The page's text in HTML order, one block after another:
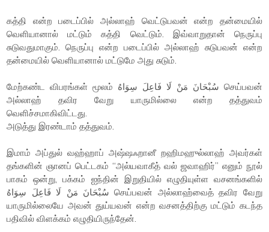
கத்தி என்ற படைப்பில் அல்லாஹ் வெட்டுபவன் என்ற தன்மையில்
வெளியானால் மட்டும் கத்தி வெட்டும். இவ்வாறுதான் நெருப்பு
சுடுவதுமாகும். நெருப்பு என்ற படைப்பில் அல்லாஹ் சுடுபவன் என்ற
தன்மையில் வெளியானால் மட்டுமே அது சுடும்.
மேற்கண்ட விபரங்கள் மூலம் سُبْحَانَ مَنْ لَا فَاعِلَ سِوَاهُ செய்பவன்
அல்லாஹ் தவிர வேறு யாருமில்லை என்ற தத்துவம்
வெளிச்சமாகிவிட்டது.
அடுத்து இரண்டாம் தத்துவம்.
இமாம் அப்துல் வஹ்ஹாப் அஷ்ஷஃறானீ றஹிமஹுல்லாஹ் அவர்கள்
தங்களின் ஞானப் பெட்டகம் “அல்யவாகீத் வல் ஜவாஹிர்” எனும் நூல்
பாகம் ஒன்று, பக்கம் ஐந்தின் இறுதியில் எழுதியுள்ள வசனங்களில்
سُبْحَانَ مَنْ لَا فَاعِلَ سِوَاهُ செய்பவன் அல்லாஹ்வைத் தவிர வேறு
யாருமில்லையே அவன் துய்யவன் என்ற வசனத்திற்கு மட்டும் கடந்த
பதிவில் விளக்கம் எழுதியிருந்தேன்.